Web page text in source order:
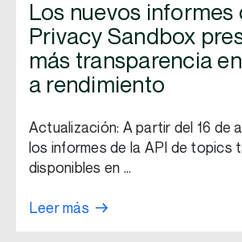
Los nuevos informes
Privacy Sandbox
más transparencia
a rendimiento
Actualización: A partir del 16 de
los informes de la API de topics
disponibles en …
Leer más